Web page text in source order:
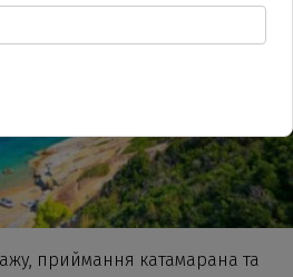
приймання катамарана та